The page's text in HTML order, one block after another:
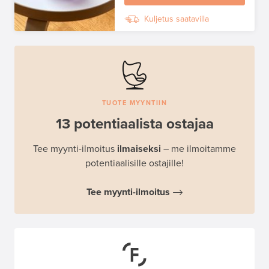
Kuljetus saatavilla
TUOTE MYYNTIIN
13 potentiaalista ostajaa
Tee myynti-ilmoitus ilmaiseksi – me ilmoitamme
potentiaalisille ostajille!
Tee myynti-ilmoitus